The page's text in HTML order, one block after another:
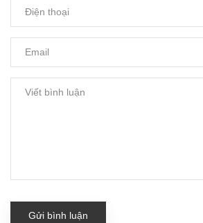
Gửi bình luận